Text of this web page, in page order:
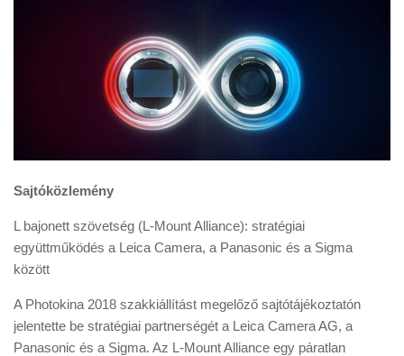
Sajtóközlemény
L bajonett szövetség (L-Mount Alliance): stratégiai
együttműködés a Leica Camera, a Panasonic és a Sigma
között
A Photokina 2018 szakkiállítást megelőző sajtótájékoztatón
jelentette be stratégiai partnerségét a Leica Camera AG, a
Panasonic és a Sigma. Az L-Mount Alliance egy páratlan